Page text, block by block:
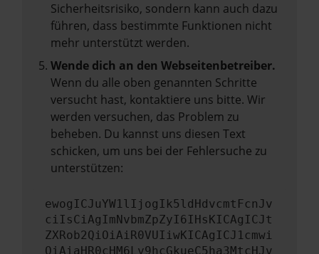
Sicherheitsrisiko, sondern kann auch dazu
führen, dass bestimmte Funktionen nicht
mehr unterstützt werden.
Wende dich an den Webseitenbetreiber.
Wenn du alle oben genannten Schritte
versucht hast, kontaktiere uns bitte. Wir
werden versuchen, das Problem zu
beheben. Du kannst uns diesen Text
schicken, um uns bei der Fehlersuche zu
unterstützen:
ewogICJuYW1lIjogIk5ldHdvcmtFcnJv
ciIsCiAgImNvbmZpZyI6IHsKICAgICJt
ZXRob2QiOiAiR0VUIiwKICAgICJ1cmwi
OiAiaHR0cHM6Ly9hcGkueC5ha3MtcHJv